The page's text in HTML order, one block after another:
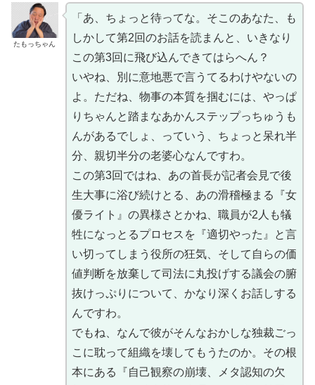
たもっちゃん
「あ、ちょっと待ってな。そこのあなた、も
しかして第2回のお話を読まんと、いきなり
この第3回に飛び込んできてはらへん？
いやね、別に意地悪で言うてるわけやないの
よ。ただね、物事の本質を掴むには、やっぱ
りちゃんと踏まなあかんステップっちゅうも
んがあるでしょ、っていう、ちょっと呆れ半
分、親切半分の老婆心なんですわ。
この第3回ではね、あの首長が記者会見で後
生大事に浴び続けとる、あの滑稽極まる『女
優ライト』の異様さとかね、職員が2人も犠
牲になっとるプロセスを『適切やった』と言
い切ってしまう役所の狂気、そして自らの価
値判断を放棄して司法に丸投げする議会の腑
抜けっぷりについて、かなり深くお話しする
んですわ。
でもね、なんで彼がそんなおかしな独裁ごっ
こに耽って組織を壊してもうたのか。その根
本にある『自己観察の崩壊、メタ認知の欠